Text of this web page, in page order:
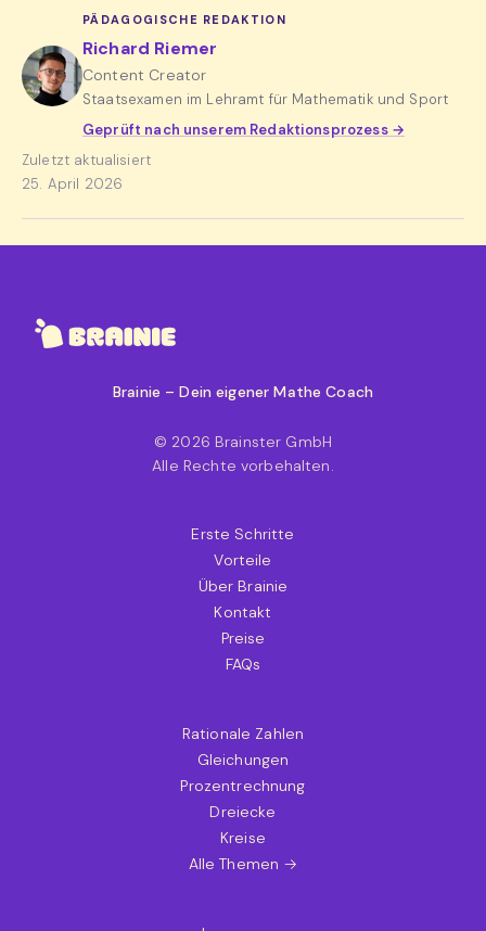
PÄDAGOGISCHE REDAKTION
Richard Riemer
Content Creator
Staatsexamen im Lehramt für Mathematik und Sport
Geprüft nach unserem Redaktionsprozess →
Zuletzt aktualisiert
25. April 2026
Brainie – Dein eigener Mathe Coach
© 2026 Brainster GmbH
Alle Rechte vorbehalten.
Erste Schritte
Vorteile
Über Brainie
Kontakt
Preise
FAQs
Rationale Zahlen
Gleichungen
Prozentrechnung
Dreiecke
Kreise
Alle Themen →